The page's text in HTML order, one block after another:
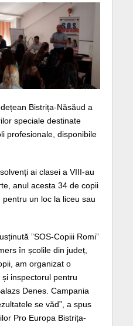
Bistrița-Năsăud a
speciale destinate
profesionale, disponibile
ai clasei a VIII-au
anul acesta 34 de copii
un loc la liceu sau
”SOS-Copiii Romi”
în școlile din județ,
am organizat o
inspectorul pentru
Denes. Campania
se văd”, a spus
Pro Europa Bistrița-